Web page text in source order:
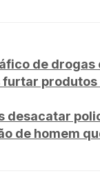
de drogas
furtar
desacatar
de homem